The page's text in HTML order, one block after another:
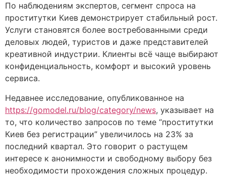
По наблюдениям экспертов, сегмент спроса на
проститутки Киев демонстрирует стабильный рост.
Услуги становятся более востребованными среди
деловых людей, туристов и даже представителей
креативной индустрии. Клиенты всё чаще выбирают
конфиденциальность, комфорт и высокий уровень
сервиса.
Недавнее исследование, опубликованное на
https://gomodel.ru/blog/category/news, указывает на
то, что количество запросов по теме “проститутки
Киев без регистрации” увеличилось на 23% за
последний квартал. Это говорит о растущем
интересе к анонимности и свободному выбору без
необходимости прохождения сложных процедур.